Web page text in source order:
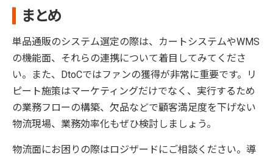
まとめ
単品通販のシステム選定の際は、カートシステムやWMS
の機能面、それらの連携について着目してみてくださ
い。また、DtoCではファンの獲得が非常に重要です。リ
ピート施策はマーケティングだけでなく、実行するため
の業務フローの構築、欠品などで顧客満足度を下げない
物流現場、業務効率化もぜひ検討しましょう。
物流面にお困りの際はロジザードにご相談ください。導